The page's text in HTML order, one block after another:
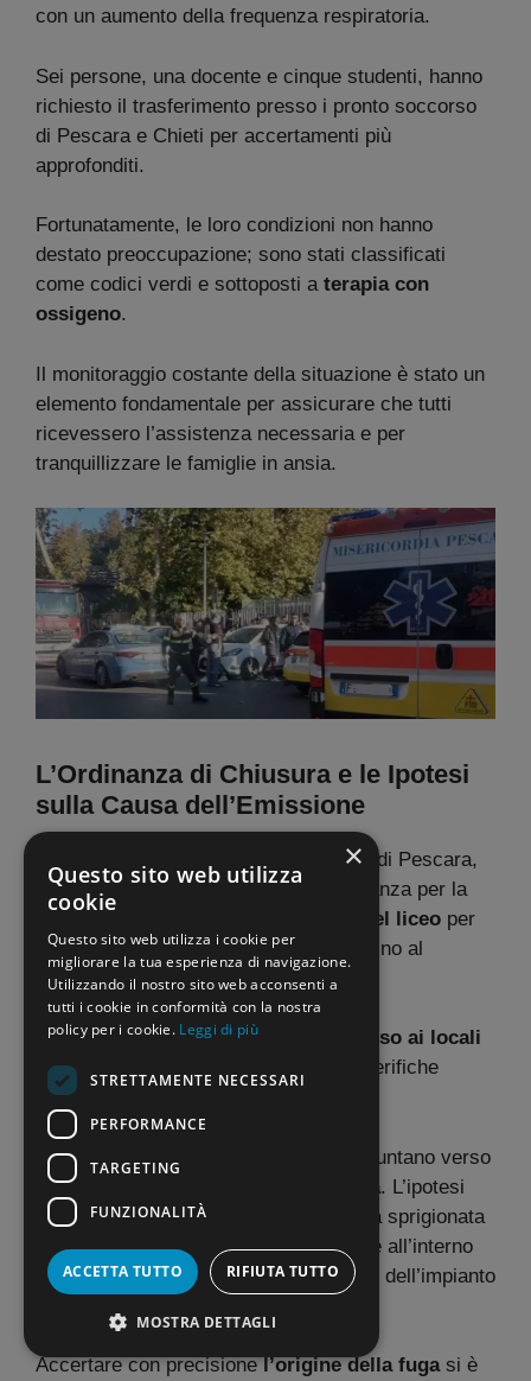
con un aumento della frequenza respiratoria.
Sei persone, una docente e cinque studenti, hanno
richiesto il trasferimento presso i pronto soccorso
di Pescara e Chieti per accertamenti più
approfonditi.
Fortunatamente, le loro condizioni non hanno
destato preoccupazione; sono stati classificati
come codici verdi e sottoposti a terapia con
ossigeno.
Il monitoraggio costante della situazione è stato un
elemento fondamentale per assicurare che tutti
ricevessero l’assistenza necessaria e per
tranquillizzare le famiglie in ansia.
L’Ordinanza di Chiusura e le Ipotesi
sulla Causa dell’Emissione
In seguito all’incidente, la vicesindaca di Pescara,
Maria Rita Carota, ha firmato un’ordinanza per la
chiusura immediata e temporanea del liceo per
l’intera giornata del 16 ottobre 2025 e fino al
ripristino delle condizioni di sicurezza.
Il provvedimento ha interdetto l’accesso ai locali
a chiunque, in attesa degli esiti delle verifiche
tecniche.
Le prime indagini dei Vigili del Fuoco puntano verso
un’emissione anomala di ammoniaca. L’ipotesi
più accreditata è che la sostanza si sia sprigionata
da unlaboratorio scientificopresente all’interno
della scuola o da un malfunzionamento dell’impianto
Accertare con precisionel’origine della fugasi è
×
Questo sito web utilizza
cookie
Questo sito web utilizza i cookie per
migliorare la tua esperienza di navigazione.
Utilizzando il nostro sito web acconsenti a
tutti i cookie in conformità con la nostra
policy per i cookie. Leggi di più
STRETTAMENTE NECESSARI
PERFORMANCE
TARGETING
FUNZIONALITÀ
ACCETTA TUTTO RIFIUTA TUTTO
MOSTRA DETTAGLI